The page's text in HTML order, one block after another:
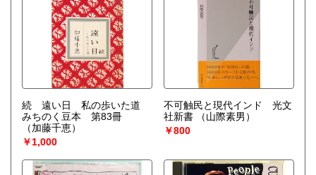
続 遠い日 私の歩いた道
みちのく豆本 第83冊
（加藤千恵）
￥1,000
不可触民と現代インド 光文
社新書
（山際素男）
￥800